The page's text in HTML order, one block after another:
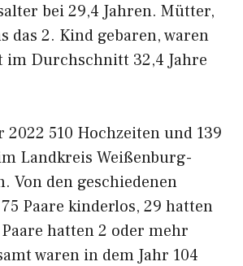
bei 29,4 Jahren. Mütter,
das 2. Kind gebaren, waren
im Durchschnitt 32,4 Jahre
2022 510 Hochzeiten und 139
Landkreis Weißenburg-
Von den geschiedenen
Paare kinderlos, 29 hatten
hatten 2 oder mehr
waren in dem Jahr 104